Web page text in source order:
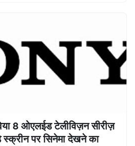
8 ओएलईड टेलीविज़न सीरीज़
पर सिनेमा देखने का